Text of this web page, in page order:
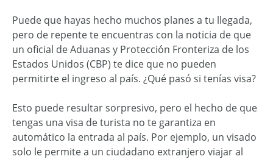
Puede que hayas hecho muchos planes a tu llegada,
pero de repente te encuentras con la noticia de que
un oficial de Aduanas y Protección Fronteriza de los
Estados Unidos (CBP) te dice que no pueden
permitirte el ingreso al país. ¿Qué pasó si tenías visa?
Esto puede resultar sorpresivo, pero el hecho de que
tengas una visa de turista no te garantiza en
automático la entrada al país. Por ejemplo, un visado
solo le permite a un ciudadano extranjero viajar al